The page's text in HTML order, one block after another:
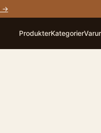
→
ProdukterKategorier